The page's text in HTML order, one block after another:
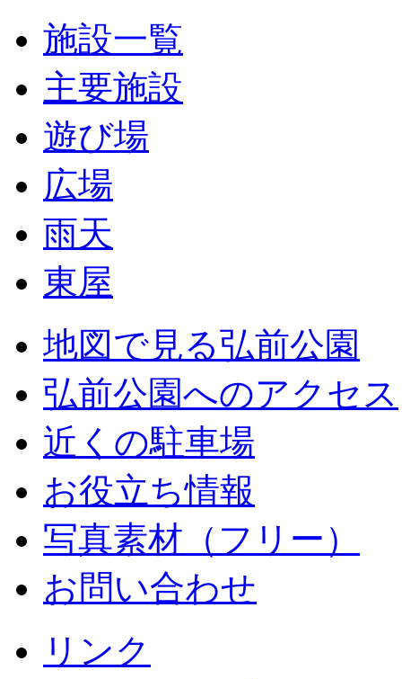
施設一覧
主要施設
遊び場
広場
雨天
東屋
地図で見る弘前公園
弘前公園へのアクセス
近くの駐車場
お役立ち情報
写真素材（フリー）
お問い合わせ
リンク